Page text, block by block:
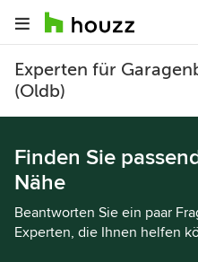
Experten für
(Oldb)
Finden Sie
Nähe
Beantworten Sie ein paar
Experten, die Ihnen helfen